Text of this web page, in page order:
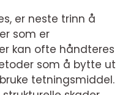
er neste trinn å
som er
kan ofte håndteres
som å bytte ut
tetningsmiddel.